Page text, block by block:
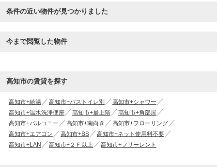
条件の近い物件が見つかりました
今まで閲覧した物件
高知市の賃貸を探す
高知市+給湯 高知市+バストイレ別
高知市+シャワー
高知市+温水洗浄便座
高知市+最上階
高知市+角部屋
高知市+バルコニー
高知市+南向き
高知市+フローリング
高知市+エアコン
高知市+BS
高知市+ネット使用料不要
高知市+LAN
高知市+２Ｆ以上 高知市+フリーレント